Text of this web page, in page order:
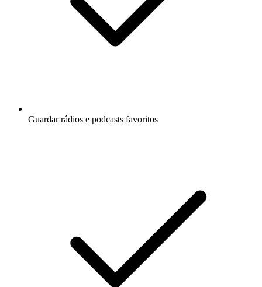
Guardar rádios e podcasts favoritos